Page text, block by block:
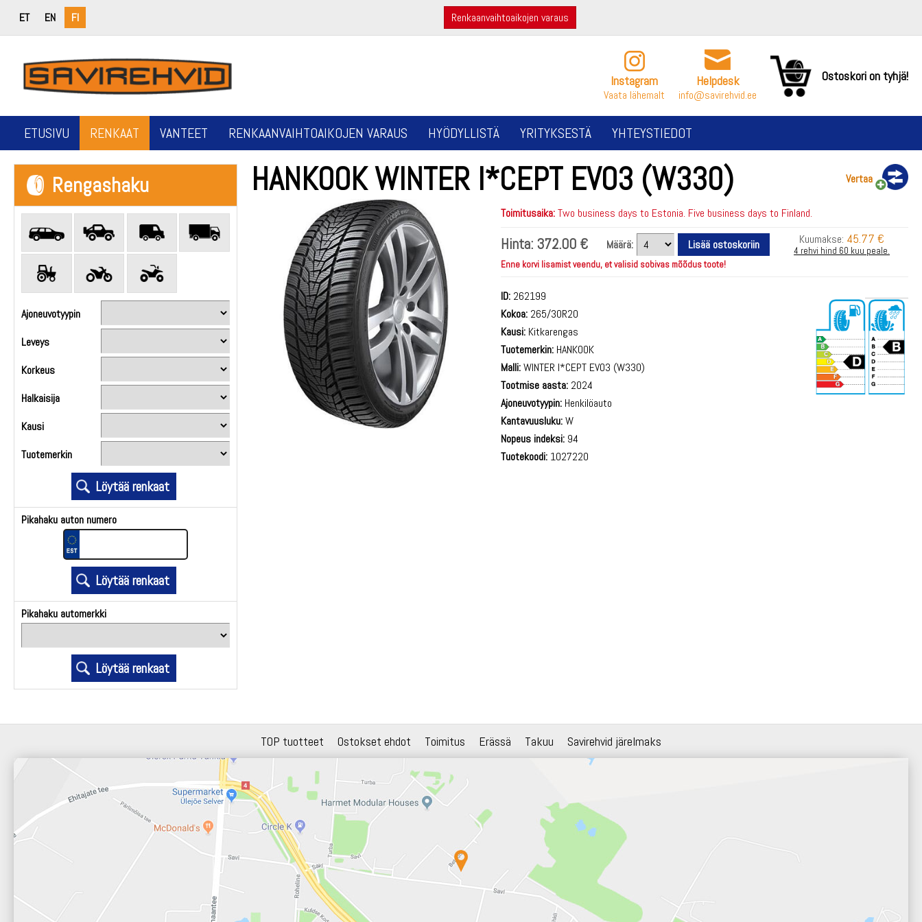
ET EN FI Renkaanvaihtoaikojen varaus
Instagram
Vaata lähemalt
Helpdesk
info@savirehvid.ee
Ostoskori on tyhjä!
ETUSIVU RENKAAT VANTEET RENKAANVAIHTOAIKOJEN VARAUS HYÖDYLLISTÄ YRITYKSESTÄ YHTEYSTIEDOT
Rengashaku
Ajoneuvotyypin
Leveys
Korkeus
Halkaisija
Kausi
Tuotemerkin
Pikahaku auton numero
Pikahaku automerkki
HANKOOK WINTER I*CEPT EVO3 (W330) Vertaa
Toimitusaika:Two business days to Estonia. Five business days to Finland.
Hinta: 372.00 € Määrä: Kuumakse: 45.77 €
4 rehvi hind 60 kuu peale.
Enne korvi lisamist veendu, et valisid sobivas mõõdus toote!
ID: 262199
Kokoa: 265/30R20
Kausi: Kitkarengas
Tuotemerkin: HANKOOK
Malli:WINTER I*CEPT EVO3 (W330)
Tootmise aasta: 2024
Ajoneuvotyypin: Henkilöauto
Kantavuusluku:W
Nopeus indeksi: 94
Tuotekoodi: 1027220
TOP tuotteet Ostokset ehdot Toimitus Erässä Takuu Savirehvid järelmaks